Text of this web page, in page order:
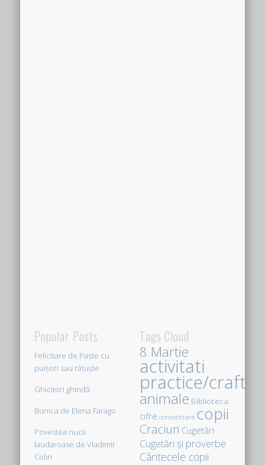
Popular Posts
Felicitare de Paște cu
puișori sau rățuște
Ghicitori ghindă
Bunica de Elena Farago
Povestea nucii
laudaroase de Vladimir
Colin
Tags Cloud
8 Martie
activitati
practice/crafts
animale Biblioteca
cifre concentrare copii
Craciun Cugetări
Cugetări şi proverbe
Cântecele copii